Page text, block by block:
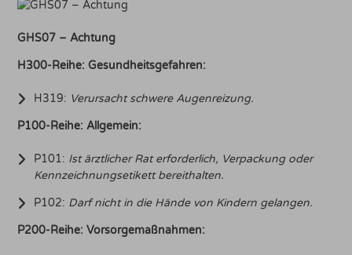
GHS07 – Achtung
H300-Reihe: Gesundheitsgefahren:
H319: Verursacht schwere Augenreizung.
P100-Reihe: Allgemein:
P101: Ist ärztlicher Rat erforderlich, Verpackung oder
Kennzeichnungsetikett bereithalten.
P102: Darf nicht in die Hände von Kindern gelangen.
P200-Reihe: Vorsorgemaßnahmen: